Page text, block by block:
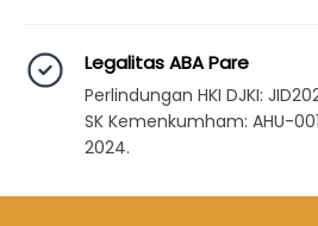
Legalitas ABA Pare
Perlindungan HKI DJKI:
SK Kemenkumham: AHU-
2024.